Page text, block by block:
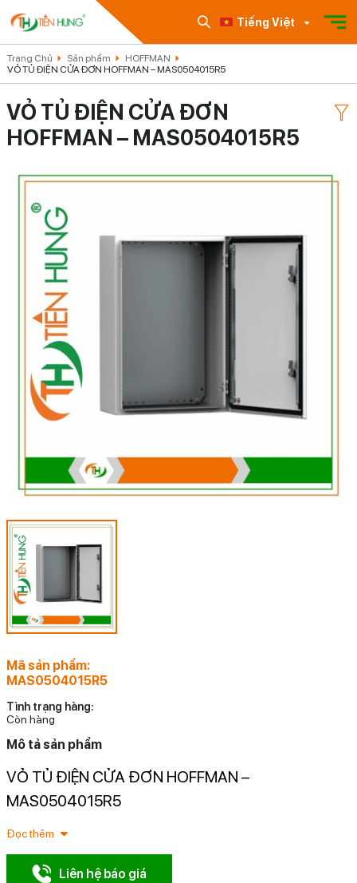
Tiếng Việt
Trang Chủ Sản phẩm
HOFFMAN
VỎ TỦ ĐIỆN CỬA ĐƠN HOFFMAN – MAS0504015R5
VỎ TỦ ĐIỆN CỬA ĐƠN
HOFFMAN – MAS0504015R5
Mã sản phẩm:
MAS0504015R5
Tình trạng hàng:
Còn hàng
Mô tả sản phẩm
VỎ TỦ ĐIỆN CỬA ĐƠN HOFFMAN –
MAS0504015R5
Đọc thêm
Liên hệ báo giá